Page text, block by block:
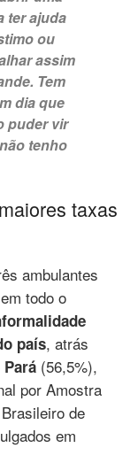
ter ajuda
ou
assim
Tem
dia que
puder vir
tenho
taxas
ambulantes
todo o
país, atrás
Pará (56,5%),
por Amostra
de
em